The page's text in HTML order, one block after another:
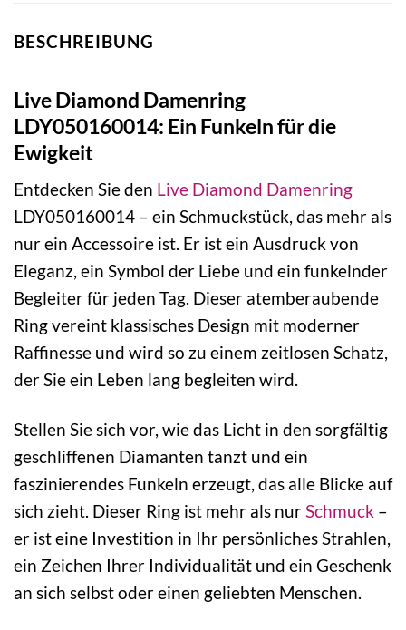
BESCHREIBUNG
Live Diamond Damenring
LDY050160014: Ein Funkeln für die
Ewigkeit
Entdecken Sie den Live Diamond Damenring
LDY050160014 – ein Schmuckstück, das mehr als
nur ein Accessoire ist. Er ist ein Ausdruck von
Eleganz, ein Symbol der Liebe und ein funkelnder
Begleiter für jeden Tag. Dieser atemberaubende
Ring vereint klassisches Design mit moderner
Raffinesse und wird so zu einem zeitlosen Schatz,
der Sie ein Leben lang begleiten wird.
Stellen Sie sich vor, wie das Licht in den sorgfältig
geschliffenen Diamanten tanzt und ein
faszinierendes Funkeln erzeugt, das alle Blicke auf
sich zieht. Dieser Ring ist mehr als nurSchmuck –
er ist eine Investition in Ihr persönliches Strahlen,
ein Zeichen Ihrer Individualität und ein Geschenk
an sich selbst oder einen geliebten Menschen.